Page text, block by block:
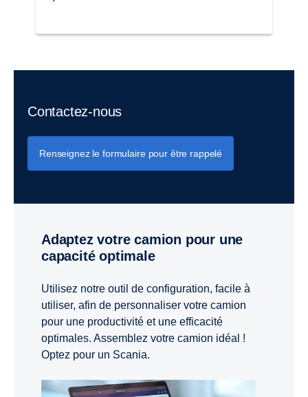
Contactez-nous
Renseignez le formulaire pour être rappelé
Adaptez votre camion pour une
capacité optimale
Utilisez notre outil de configuration, facile à
utiliser, afin de personnaliser votre camion
pour une productivité et une efficacité
optimales. Assemblez votre camion idéal !
Optez pour un Scania.